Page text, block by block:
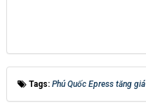
Tags: Phú Quốc Epress tăng giá